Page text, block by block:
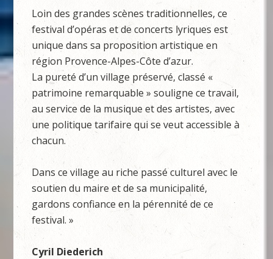
Loin des grandes scènes traditionnelles, ce
festival d’opéras et de concerts lyriques est
unique dans sa proposition artistique en
région Provence-Alpes-Côte d’azur.
La pureté d’un village préservé, classé «
patrimoine remarquable » souligne ce travail,
au service de la musique et des artistes, avec
une politique tarifaire qui se veut accessible à
chacun.
Dans ce village au riche passé culturel avec le
soutien du maire et de sa municipalité,
gardons confiance en la pérennité de ce
festival. »​
Cyril Diederich